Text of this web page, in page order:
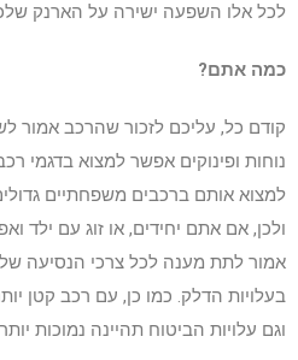
לכל אלו השפעה ישירה על הארנק
כמה אתם?
קודם כל, עליכם לזכור שהרכב אמור
נוחות ופינוקים אפשר למצוא בדגמי
למצוא אותם ברכבים משפחתיים
ולכן, אם אתם יחידים, או זוג עם ילד
אמור לתת מענה לכל צרכי הנסיעה
בעלויות הדלק. כמו כן, עם רכב קטן
וגם עלויות הביטוח תהיינה נמוכות